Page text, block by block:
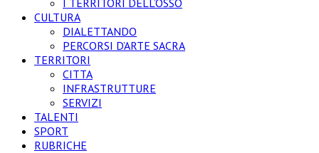
I TERRITORI DELL’OSSO
CULTURA
DIALETTANDO
PERCORSI D’ARTE SACRA
TERRITORI
CITTA
INFRASTRUTTURE
SERVIZI
TALENTI
SPORT
RUBRICHE